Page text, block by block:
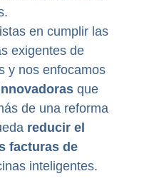
en cumplir las
exigentes de
y nos enfocamos
que
de una reforma
reducir el
facturas de
inteligentes.